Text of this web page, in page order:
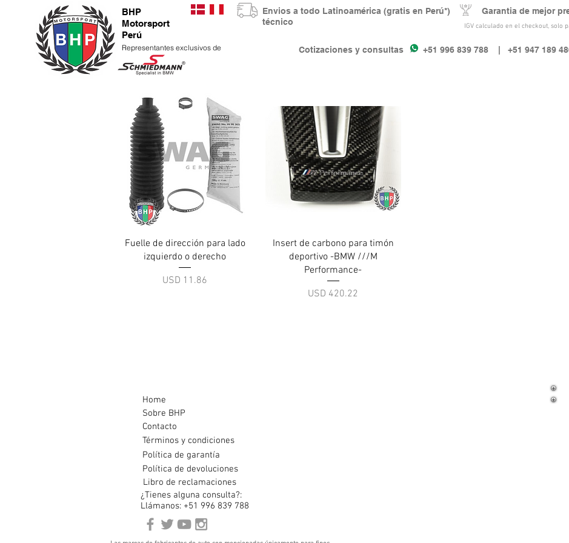
IGV calculado en el checkout, solo
BHP
Motorsport
Perú
Representantes exclusivos de Cotizaciones y consultas +51 996 839 788 | +51 947 189
Envios a todo Latinoamérica (gratis en Perú*) Garantia de mejor
técnico
Vista rápida
Fuelle de dirección para lado
izquierdo o derecho
Precio
USD 11.86
Vista rápida
Insert de carbono para timón
deportivo -BMW ///M
Performance-
Precio
USD 420.22
Home
Sobre BHP
Contacto
Términos y condiciones
Política de garantía
Política de devoluciones
Libro de reclamaciones
¿Tienes alguna consulta?:
Llámanos: +51 996 839 788